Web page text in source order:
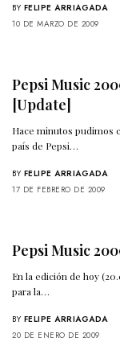
BY FELIPE ARRIAGADA
10 DE MARZO DE 2009
Pepsi Music
[Update]
Hace minutos pudimos
país de Pepsi…
BY FELIPE ARRIAGADA
17 DE FEBRERO DE 2009
Pepsi Music
En la edición de hoy
para la…
BY FELIPE ARRIAGADA
20 DE ENERO DE 2009